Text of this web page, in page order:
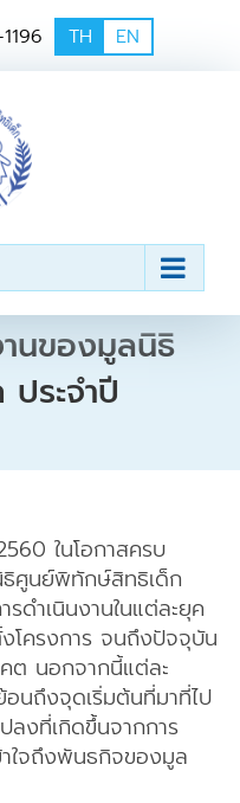
TH EN
านของมูลนิธิ
ระจำปี
ในโอกาสครบ
ธิศูนย์พิทักษ์สิทธิเด็ก
ดำเนินงานในแต่ละยุค
โครงการ จนถึงปัจจุบัน
คต นอกจากนี้แต่ละ
อนถึงจุดเริ่มต้นที่มาที่ไป
ลงที่เกิดขึ้นจากการ
าใจถึงพันธกิจของมูล